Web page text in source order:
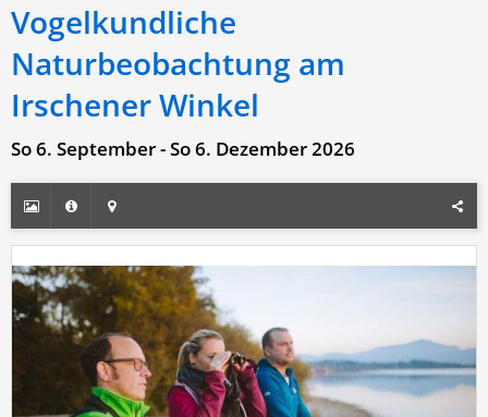
Vogelkundliche
Naturbeobachtung am
Irschener Winkel
So 6. September - So 6. Dezember 2026